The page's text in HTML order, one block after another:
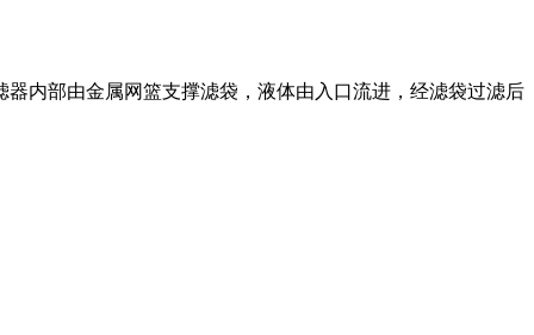
内部由金属网篮支撑滤袋，液体由入口流进，经滤袋过滤后